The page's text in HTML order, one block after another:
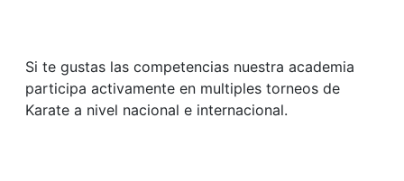
Si te gustas las competencias nuestra academia
participa activamente en multiples torneos de
Karate a nivel nacional e internacional.